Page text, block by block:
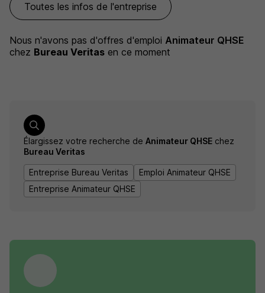
Toutes les infos de l'entreprise
Nous n'avons pas d'offres d'emploi Animateur QHSE
chez Bureau Veritas en ce moment
Élargissez votre recherche de Animateur QHSE chez
Bureau Veritas
Entreprise Bureau Veritas
Emploi Animateur QHSE
Entreprise Animateur QHSE